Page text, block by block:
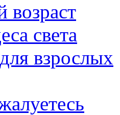
света
взрослых